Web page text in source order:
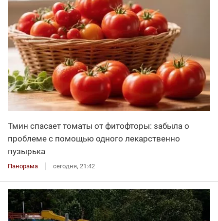
Тмин спасает томаты от фитофторы: забыла о
проблеме с помощью одного лекарственно
пузырька
Панорама сегодня, 21:42